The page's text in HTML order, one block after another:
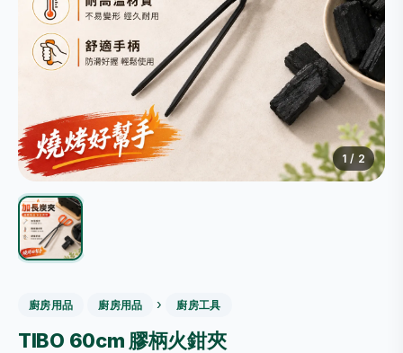
1 / 2
廚房用品 廚房用品 › 廚房工具
TIBO 60cm 膠柄火鉗夾